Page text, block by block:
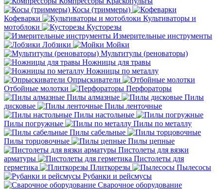
Косы (триммеры)
Кофеварки
Культиваторы и
мотоблоки
Кусторезы
Измерительные инструменты
Лобзики
Мойки
Мультитулы (реноваторы)
Ножницы для травы
Ножницы по металлу
Опрыскиватели
Отбойные молотки
Перфораторы
Пилы алмазные
Пилы
дисковые
Пилы ленточные
Пилы настольные
Пилы погружные
Пилы по металлу
Пилы сабельные
Пилы торцовочные
Пилы цепные
Пистолеты для вязки
арматуры
Пистолеты для
герметика
Плиткорезы
Пылесосы
Рубанки и рейсмусы
Сварочное оборудование